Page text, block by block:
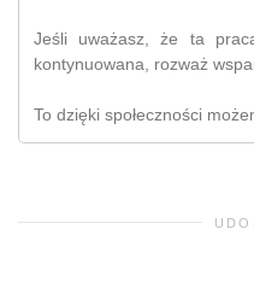
Jeśli uważasz, że ta
kontynuowana, rozważ
To dzięki społeczności